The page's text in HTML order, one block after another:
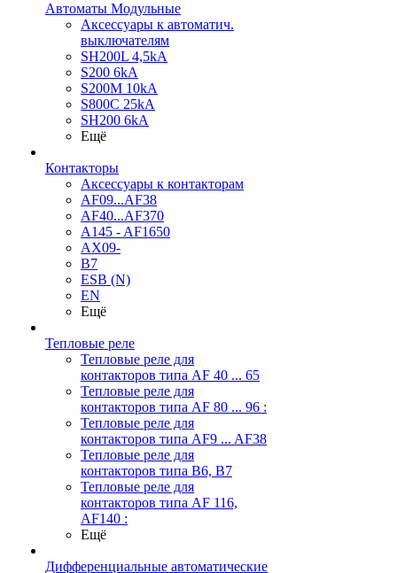
Автоматы Модульные
Аксессуары к автоматич.
выключателям
SH200L 4,5kA
S200 6kA
S200M 10kA
S800C 25kA
SH200 6kA
Ещё
Контакторы
Аксессуары к контакторам
AF09...AF38
AF40...AF370
A145 - AF1650
AX09-
B7
ESB (N)
EN
Ещё
Тепловые реле
Тепловые реле для
контакторов типа AF 40 ... 65
Тепловые реле для
контакторов типа AF 80 ... 96 :
Тепловые реле для
контакторов типа AF9 ... AF38
Тепловые реле для
контакторов типа В6, В7
Тепловые реле для
контакторов типа AF 116,
AF140 :
Ещё
Дифференциальные автоматические